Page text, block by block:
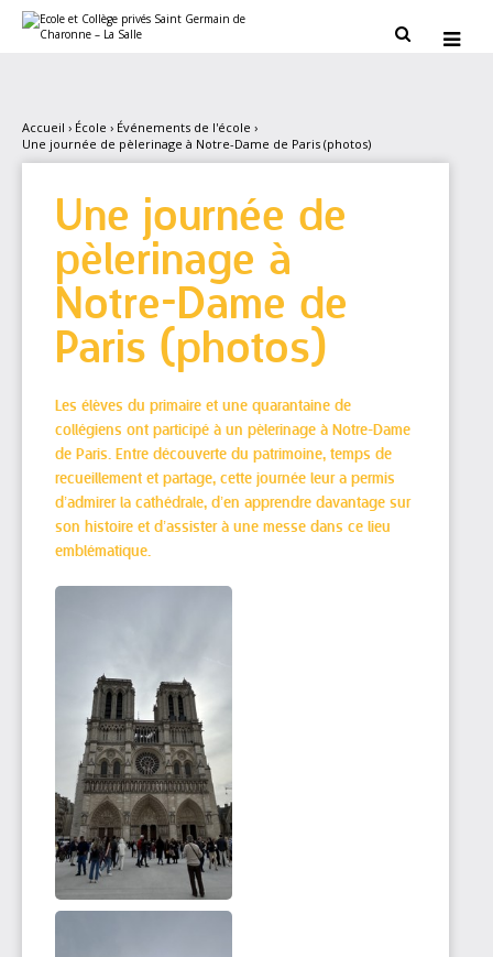
contenu.
personnels
 
Accueil › École › Événements de l'école ›
Une journée de pèlerinage à Notre-Dame de Paris (photos)
Une journée de
pèlerinage à
Notre-Dame de
Paris (photos)
Les élèves du primaire et une quarantaine de
collégiens ont participé à un pèlerinage à Notre-Dame
de Paris. Entre découverte du patrimoine, temps de
recueillement et partage, cette journée leur a permis
d’admirer la cathédrale, d’en apprendre davantage sur
son histoire et d’assister à une messe dans ce lieu
emblématique.